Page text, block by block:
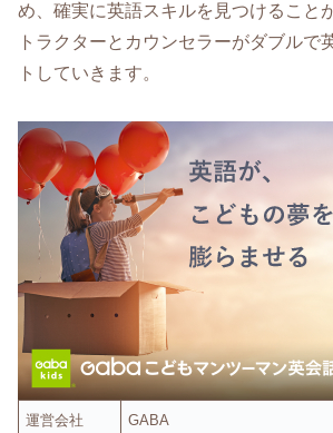
め、確実に英語スキルを見つけること
トラクターとカウンセラーがダブルで
トしていきます。
運営会社 GABA